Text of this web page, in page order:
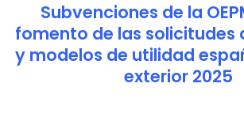
Subvenciones de la
fomento de las solicitudes
y modelos de utilidad
exterior 2025